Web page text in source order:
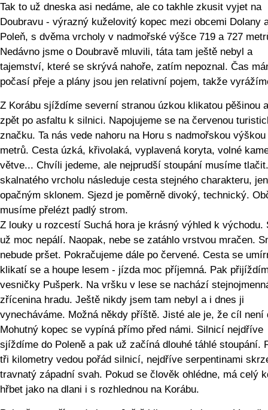
Tak to už dneska asi nedáme, ale co takhle zkusit vyjet na
Doubravu - výrazný kuželovitý kopec mezi obcemi Dolany
Poleň, s dvěma vrcholy v nadmořské výšce 719 a 727
Nedávno jsme o Doubravě mluvili, táta tam ještě nebyl a
tajemství, které se skrývá nahoře, zatím nepoznal. Čas
počasí přeje a plány jsou jen relativní pojem, takže
Z Korábu sjíždíme severní stranou úzkou klikatou pěšinou
zpět po asfaltu k silnici. Napojujeme se na červenou
značku. Ta nás vede nahoru na Horu s nadmořskou výškou
metrů. Cesta úzká, křivolaká, vyplavená koryta, volné
větve... Chvíli jedeme, ale nejprudší stoupání musíme
skalnatého vrcholu následuje cesta stejného charakteru,
opačným sklonem. Sjezd je poměrně divoký, technický.
musíme přelézt padlý strom.
Z louky u rozcestí Suchá hora je krásný výhled k východu.
už moc nepálí. Naopak, nebe se zatáhlo vrstvou mračen.
nebude pršet. Pokračujeme dále po červené. Cesta se
klikatí se a houpe lesem - jízda moc příjemná. Pak
vesničky Pušperk. Na vršku v lese se nachází
zřícenina hradu. Ještě nikdy jsem tam nebyl a i dnes ji
vynecháváme. Možná někdy příště. Jisté ale je, že cíl není
Mohutný kopec se vypíná přímo před námi. Silnicí nejdříve
sjíždíme do Poleně a pak už začíná dlouhé táhlé stoupání.
tři kilometry vedou pořád silnicí, nejdříve serpentinami
travnatý západní svah. Pokud se člověk ohlédne, má celý
hřbet jako na dlani i s rozhlednou na Korábu.